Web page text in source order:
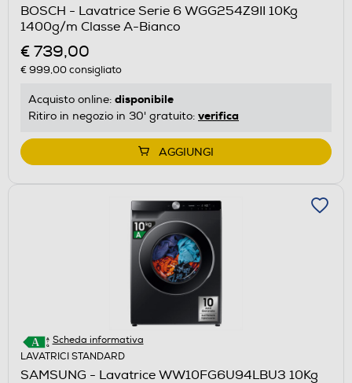
BOSCH - Lavatrice Serie 6 WGG254Z9II 10Kg
1400g/m Classe A-Bianco
€ 739,00
€ 999,00consigliato
Acquisto online: disponibile
Ritiro in negozio in 30' gratuito: verifica
AGGIUNGI
Scheda informativa
LAVATRICI STANDARD
SAMSUNG - Lavatrice WW10FG6U94LBU3 10Kg